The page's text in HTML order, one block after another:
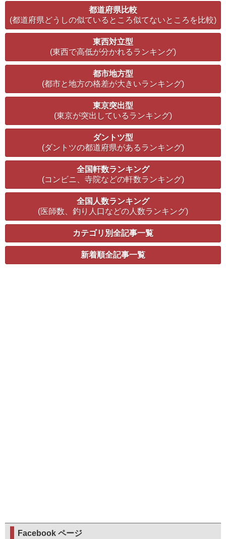
都道府県比較
(都道府県どうしの似ているところ似てないところを比較)
東西対立型
(東西で高低が分かれるランキング)
都市地方型
(都市と地方の格差が大きいランキング)
東京突出型
(東京が突出しているランキング)
ダントツ型
(ダントツの都道府県があるランキング)
全国軒数ランキング
(コンビニ、寺院などの軒数ランキング)
全国人数ランキング
(医師数、釣り人口などの人数ランキング)
カテゴリ別全記事一覧
新着順全記事一覧
Facebook ページ